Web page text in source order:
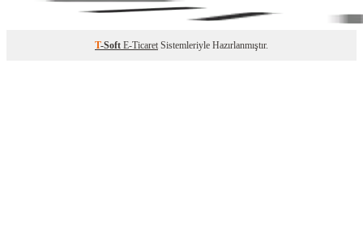
T-Soft E-Ticaret Sistemleriyle Hazırlanmıştır.